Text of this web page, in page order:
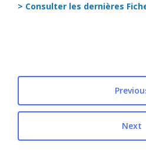
> Consulter les dernières
Next